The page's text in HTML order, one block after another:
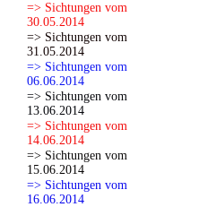
=> Sichtungen vom
30.05.2014
=> Sichtungen vom
31.05.2014
=> Sichtungen vom
06.06.2014
=> Sichtungen vom
13.06.2014
=> Sichtungen vom
14.06.2014
=> Sichtungen vom
15.06.2014
=> Sichtungen vom
16.06.2014